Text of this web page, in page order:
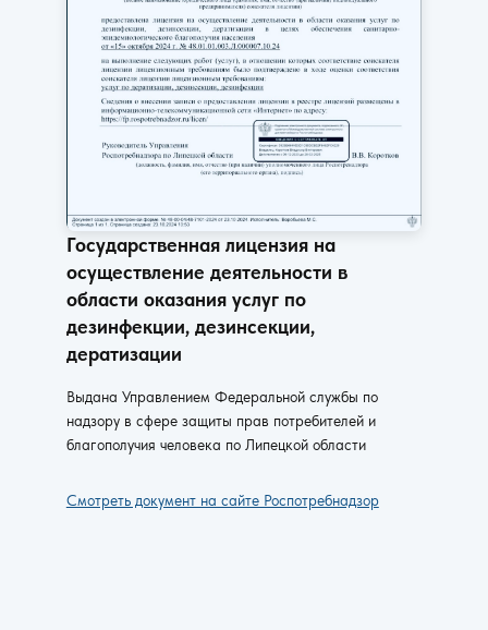
Государственная лицензия на
осуществление деятельности в
области оказания услуг по
дезинфекции, дезинсекции,
дератизации
Выдана Управлением Федеральной службы по
надзору в сфере защиты прав потребителей и
благополучия человека по Липецкой области
Смотреть документ на сайте Роспотребнадзор